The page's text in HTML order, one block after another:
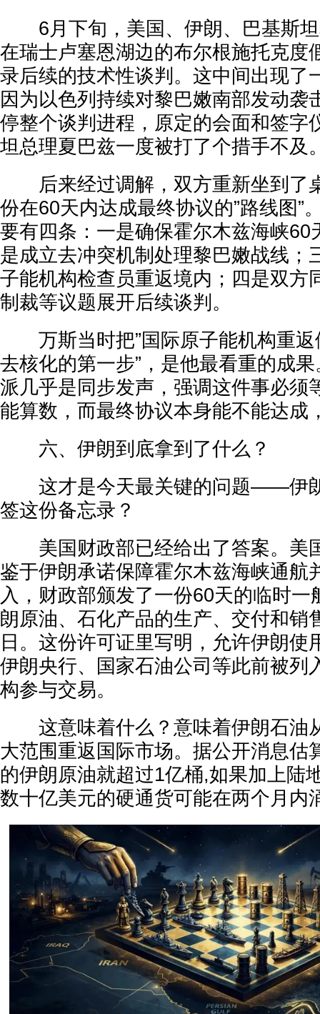
6月下旬，美国、伊朗、巴基斯坦
在瑞士卢塞恩湖边的布尔根施托克度
录后续的技术性谈判。这中间出现了
因为以色列持续对黎巴嫩南部发动袭
停整个谈判进程，原定的会面和签字
坦总理夏巴兹一度被打了个措手不及
后来经过调解，双方重新坐到了
份在60天内达成最终协议的”路线图”
要有四条：一是确保霍尔木兹海峡60
是成立去冲突机制处理黎巴嫩战线；
子能机构检查员重返境内；四是双方
制裁等议题展开后续谈判。
万斯当时把”国际原子能机构重返
去核化的第一步”，是他最看重的成
派几乎是同步发声，强调这件事必须
能算数，而最终协议本身能不能达成
六、伊朗到底拿到了什么？
这才是今天最关键的问题——伊朗
签这份备忘录？
美国财政部已经给出了答案。美
鉴于伊朗承诺保障霍尔木兹海峡通航
入，财政部颁发了一份60天的临时一
朗原油、石化产品的生产、交付和销
日。这份许可证里写明，允许伊朗使
伊朗央行、国家石油公司等此前被列
构参与交易。
这意味着什么？意味着伊朗石油
大范围重返国际市场。据公开消息估
的伊朗原油就超过1亿桶,如果加上陆
数十亿美元的硬通货可能在两个月内